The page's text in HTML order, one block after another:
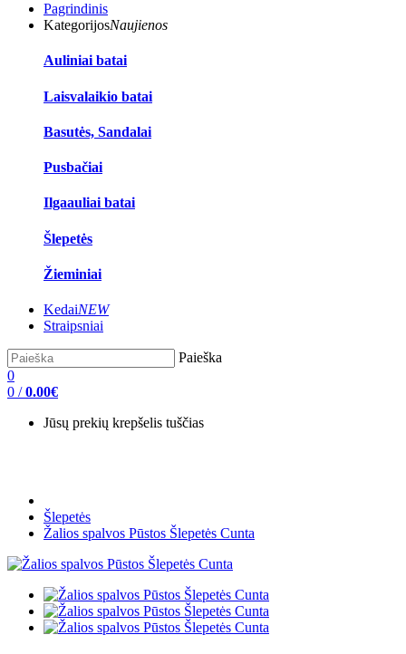
Pagrindinis
KategorijosNaujienos
Auliniai batai
Laisvalaikio batai
Basutės, Sandalai
Pusbačiai
Ilgaauliai batai
Šlepetės
Žieminiai
KedaiNEW
Straipsniai
Paieška
0
0 / 0.00€
Jūsų prekių krepšelis tuščias
Šlepetės
Žalios spalvos Pūstos Šlepetės Cunta